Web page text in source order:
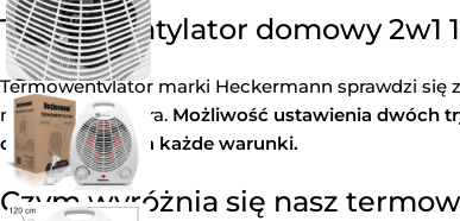
Termowentylator domowy 2w1
Termowentylator marki Heckermann sprawdzi się
niska temperatura. Możliwość ustawienia dwóch
odpowiednim na każde warunki.
Czym wyróżnia się nasz